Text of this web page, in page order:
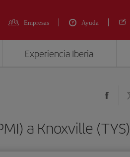
Empresas Ayuda
Experiencia Iberia
a Knoxville (TYS)